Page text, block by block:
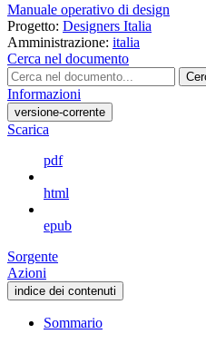
Manuale operativo di design
Progetto: Designers Italia
Amministrazione: italia
Cerca nel documento
Informazioni
versione-corrente
Scarica
pdf
html
epub
Sorgente
Azioni
indice dei contenuti
Sommario